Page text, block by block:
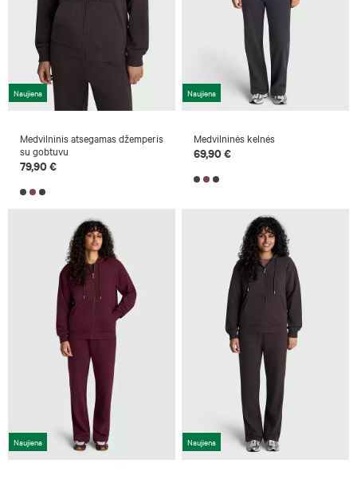
Naujiena
Medvilninis atsegamas džemperis
su gobtuvu
79,90 €
Naujiena
Medvilninės kelnės
69,90 €
Naujiena Naujiena